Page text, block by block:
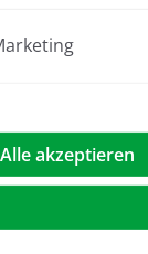
120 g"
Alle akzeptieren